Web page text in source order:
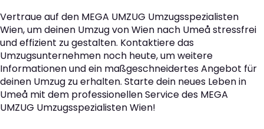
Vertraue auf den MEGA UMZUG Umzugsspezialisten
Wien, um deinen Umzug von Wien nach Umeå stressfrei
und effizient zu gestalten. Kontaktiere das
Umzugsunternehmen noch heute, um weitere
Informationen und ein maßgeschneidertes Angebot für
deinen Umzug zu erhalten. Starte dein neues Leben in
Umeå mit dem professionellen Service des MEGA
UMZUG Umzugsspezialisten Wien!